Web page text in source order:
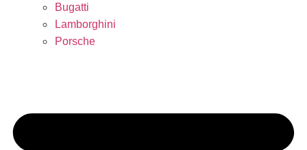
Bugatti
Lamborghini
Porsche